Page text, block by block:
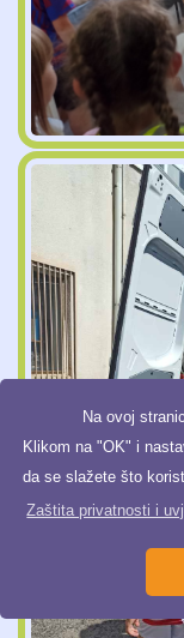
Na ovoj
Klikom na "OK" i
da se slažete što
Zaštita privatnosti i